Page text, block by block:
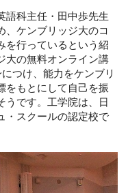
語科主任・田中歩先生
、ケンブリッジ大のコ
を行っているという紹
大の無料オンライン講
つけ、能力をケンブリ
をもとにして自己を振
うです。工学院は、日
・スクールの認定校で